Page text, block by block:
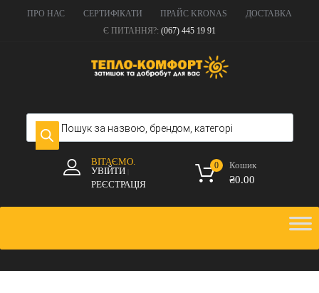
ПРО НАС СЕРТИФІКАТИ ПРАЙС KRONAS
ДОСТАВКА
Є ПИТАННЯ?: (067) 445 19 91
ВІТАЄМО.
УВІЙТИ
РЕЄСТРАЦІЯ
Кошик
₴0.00
0